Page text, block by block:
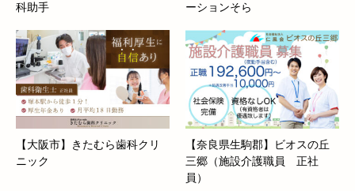
科助手
ーションそら
【大阪市】きたむら歯科クリ
ニック
【奈良県生駒郡】ビオスの丘
三郷（施設介護職員 正社
員）